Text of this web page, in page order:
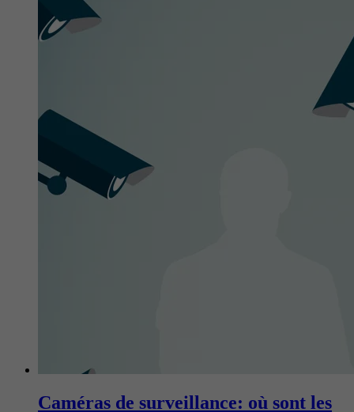
Caméras de surveillance: où sont les